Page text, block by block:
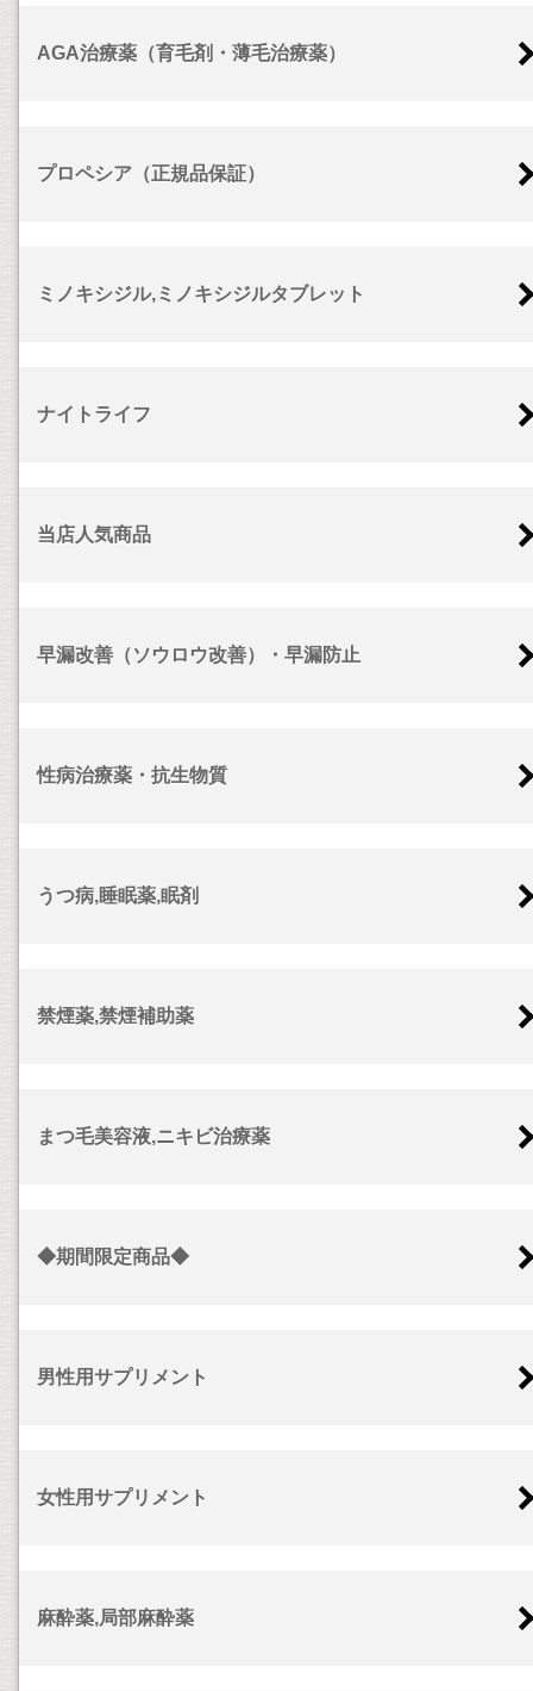
AGA治療薬（育毛剤・薄毛治療薬）
プロペシア（正規品保証）
ミノキシジル,ミノキシジルタブレット
ナイトライフ
当店人気商品
早漏改善（ソウロウ改善）・早漏防止
性病治療薬・抗生物質
うつ病,睡眠薬,眠剤
禁煙薬,禁煙補助薬
まつ毛美容液,ニキビ治療薬
◆期間限定商品◆
男性用サプリメント
女性用サプリメント
麻酔薬,局部麻酔薬